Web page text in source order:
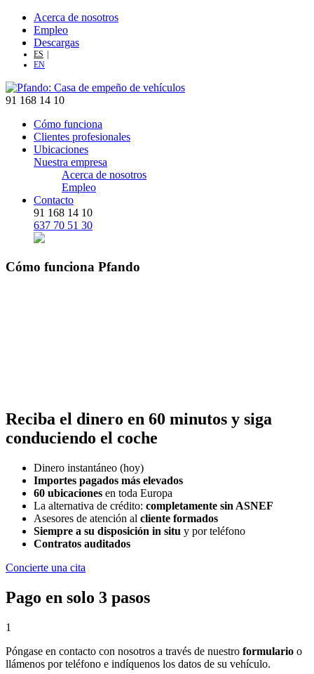
Acerca de nosotros
Empleo
Descargas
ES
EN
91 168 14 10
Cómo funciona
Clientes profesionales
Ubicaciones
Nuestra empresa
Acerca de nosotros
Empleo
Contacto
91 168 14 10
637 70 51 30
Cómo funciona Pfando
Reciba el dinero en 60 minutos y siga
conduciendo el coche
Dinero instantáneo (hoy)
Importes pagados más elevados
60 ubicaciones en toda Europa
La alternativa de crédito: completamente sin ASNEF
Asesores de atención al cliente formados
Siempre a su disposición in situ y por teléfono
Contratos auditados
Concierte una cita
Pago en solo 3 pasos
1
Póngase en contacto con nosotros a través de nuestro formulario o
llámenos por teléfono e indíquenos los datos de su vehículo.